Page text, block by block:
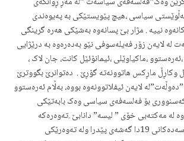
سیاسی ،‌هیچ پێویستێکی به‌ په‌یوه‌ندی
‌نییه‌ . مژار بێ پسانه‌وه‌ به‌شێکی هه‌ره‌ گرینگی
له‌ لایه‌ن زۆر فه‌یله‌سوفی نێو به‌ده‌ره‌وه‌ به‌ درێژایی
،ماکیاوێلی ،ئیمانۆئێل کانت، جان لاک‌ ،
ماڕکس هاتوونه‌ته‌‌ گۆڕێ .‌ ‌ ده‌توانرێ بگووترێ
لایه‌ن ئیفلاتوونه‌وه‌ بووه‌، به‌ڵام ئه‌ره‌ستوو
بۆ فه‌لسه‌فه‌ی سیاسی وه‌ک بابه‌تێکی
له‌ مه‌کته‌بی خۆی ” لیسه‌” دانابێ .ته‌وه‌ره‌که‌
ده‌وشێوه‌ توێژینه‌وه‌ی سه‌ده‌کانی 19دا گه‌شه‌ی پێدرا وله‌ ته‌وه‌رێکی